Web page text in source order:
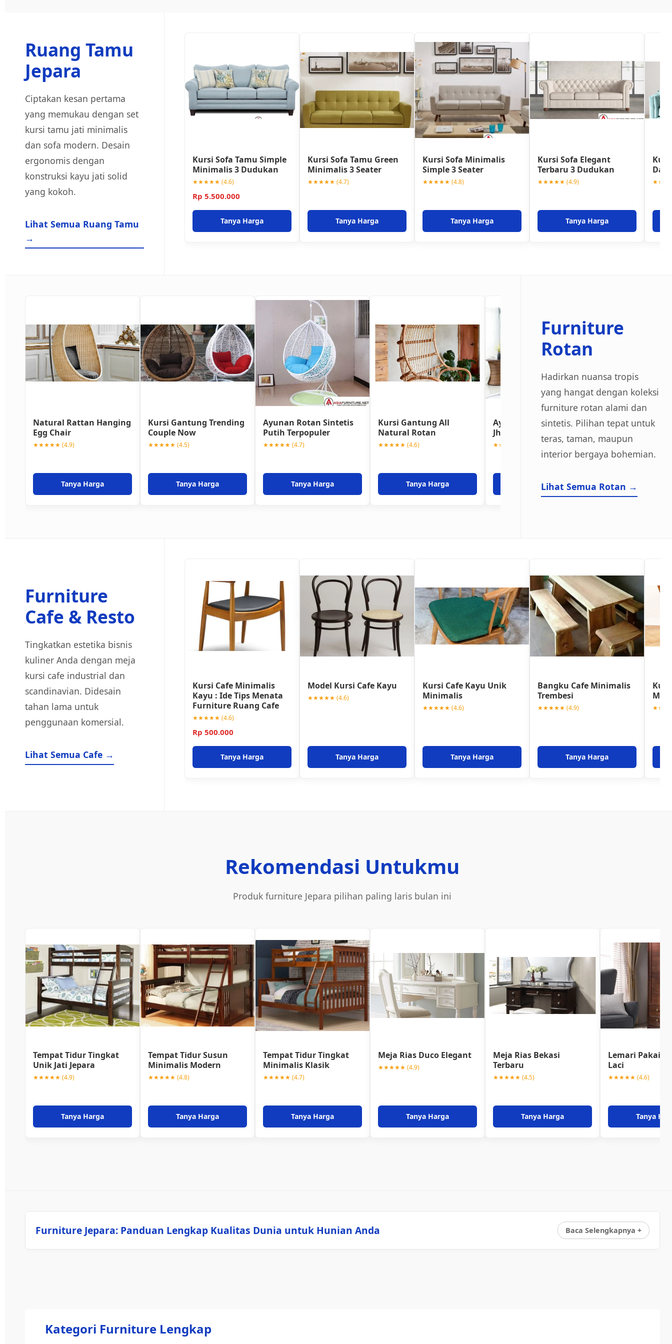
Ruang Tamu
Jepara
Ciptakan kesan pertama
yang memukau dengan set
kursi tamu jati minimalis
dan sofa modern. Desain
ergonomis dengan
konstruksi kayu jati solid
yang kokoh.
Lihat Semua Ruang Tamu
→
Kursi Sofa Tamu Simple
Minimalis 3 Dudukan
★★★★★ (4.6)
Rp 5.500.000
Tanya Harga
Kursi Sofa Tamu Green
Minimalis 3 Seater
★★★★★ (4.7)
Tanya Harga
Kursi Sofa Minimalis
Simple 3 Seater
★★★★★ (4.8)
Tanya Harga
Kursi Sofa Elegant
Terbaru 3 Dudukan
★★★★★ (4.9)
Tanya Harga
Furniture
Rotan
Hadirkan nuansa tropis
yang hangat dengan koleksi
furniture rotan alami dan
sintetis. Pilihan tepat untuk
teras, taman, maupun
interior bergaya bohemian.
Lihat Semua Rotan →
Natural Rattan Hanging
Egg Chair
★★★★★ (4.9)
Tanya Harga
Kursi Gantung Trending
Couple Now
★★★★★ (4.5)
Tanya Harga
Ayunan Rotan Sintetis
Putih Terpopuler
★★★★★ (4.7)
Tanya Harga
Kursi Gantung All
Natural Rotan
★★★★★ (4.6)
Tanya Harga
Ayunan Gantung Rotan
Jhafrase
★★★★★ (4.8)
Tanya Harga
Meja Makan
★★★★★ (4.9)
Furniture
Cafe & Resto
Tingkatkan estetika bisnis
kuliner Anda dengan meja
kursi cafe industrial dan
scandinavian. Didesain
tahan lama untuk
penggunaan komersial.
Lihat Semua Cafe →
Kursi Cafe Minimalis
Kayu : Ide Tips Menata
Furniture Ruang Cafe
★★★★★ (4.6)
Rp 500.000
Tanya Harga
Model Kursi Cafe Kayu
★★★★★ (4.6)
Tanya Harga
Kursi Cafe Kayu Unik
Minimalis
★★★★★ (4.6)
Tanya Harga
Bangku Cafe Minimalis
Trembesi
★★★★★ (4.9)
Tanya Harga
Rekomendasi Untukmu
Produk furniture Jepara pilihan paling laris bulan ini
Tempat Tidur Tingkat
Unik Jati Jepara
★★★★★ (4.9)
Tanya Harga
Tempat Tidur Susun
Minimalis Modern
★★★★★ (4.8)
Tanya Harga
Tempat Tidur Tingkat
Minimalis Klasik
★★★★★ (4.7)
Tanya Harga
Meja Rias Duco Elegant
★★★★★ (4.9)
Tanya Harga
Meja Rias Bekasi
Terbaru
★★★★★ (4.5)
Tanya Harga
Lemari
Laci
★★★★★ (4.6)
Tanya
Furniture Jepara: Panduan Lengkap Kualitas Dunia untuk Hunian Anda
Kategori Furniture Lengkap